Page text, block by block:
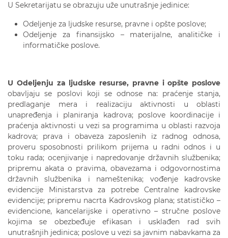
U Sekretarijatu se obrazuju uže unutrašnje jedinice:
Odeljenje za ljudske resurse, pravne i opšte poslove;
Odeljenje za finansijsko – materijalne, analitičke i
informatičke poslove.
U Odeljenju za ljudske resurse, pravne i opšte poslove
obavljaju se poslovi koji se odnose na: praćenje stanja,
predlaganje mera i realizaciju aktivnosti u oblasti
unapređenja i planiranja kadrova; poslove koordinacije i
praćenja aktivnosti u vezi sa programima u oblasti razvoja
kadrova; prava i obaveza zaposlenih iz radnog odnosa,
proveru sposobnosti prilikom prijema u radni odnos i u
toku rada; ocenjivanje i napredovanje državnih službenika;
pripremu akata o pravima, obavezama i odgovornostima
državnih službenika i nameštenika; vođenje kadrovske
evidencije Ministarstva za potrebe Centralne kadrovske
evidencije; pripremu nacrta Kadrovskog plana; statističko –
evidencione, kancelarijske i operativno – stručne poslove
kojima se obezbeđuje efikasan i usklađen rad svih
unutrašnjih jedinica; poslove u vezi sa javnim nabavkama za